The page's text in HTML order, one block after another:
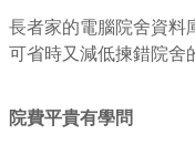
長者家的電腦院舍資料
可省時又減低揀錯院
院費平貴有學問